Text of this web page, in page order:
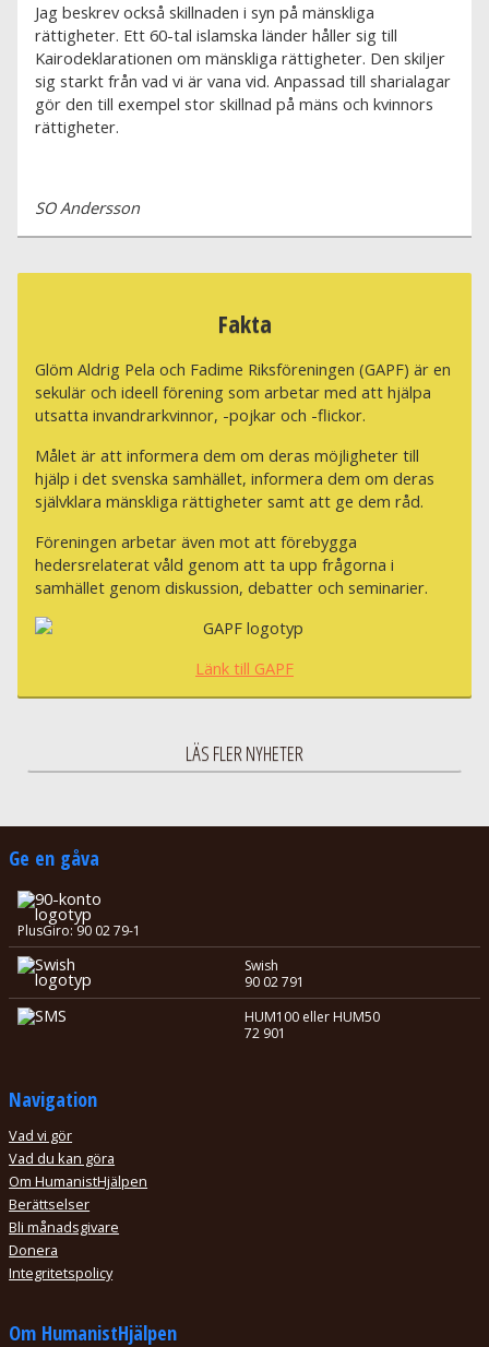
Jag beskrev också skillnaden i syn på mänskliga
rättigheter. Ett 60-tal islamska länder håller sig till
Kairodeklarationen om mänskliga rättigheter. Den skiljer
sig starkt från vad vi är vana vid. Anpassad till sharialagar
gör den till exempel stor skillnad på mäns och kvinnors
rättigheter.
SO Andersson
Fakta
Glöm Aldrig Pela och Fadime Riksföreningen (GAPF) är en
sekulär och ideell förening som arbetar med att hjälpa
utsatta invandrarkvinnor, -pojkar och -flickor.
Målet är att informera dem om deras möjligheter till
hjälp i det svenska samhället, informera dem om deras
självklara mänskliga rättigheter samt att ge dem råd.
Föreningen arbetar även mot att förebygga
hedersrelaterat våld genom att ta upp frågorna i
samhället genom diskussion, debatter och seminarier.
Länk till GAPF
LÄS FLER NYHETER
Ge en gåva
PlusGiro: 90 02 79-1
Swish
90 02 791
HUM100 eller HUM50
72 901
Navigation
Vad vi gör
Vad du kan göra
Om HumanistHjälpen
Berättselser
Bli månadsgivare
Donera
Integritetspolicy
Om HumanistHjälpen